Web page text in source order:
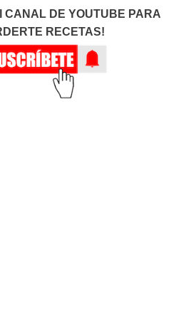
CANAL DE YOUTUBE PARA
RECETAS!